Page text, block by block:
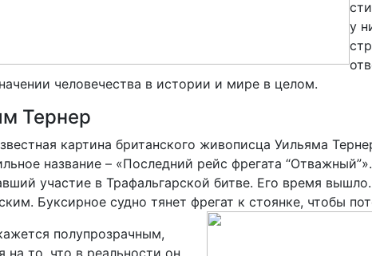
у
человечества в истории и мире в целом.
Тернер
картина британского живописца Уильяма
название – «Последний рейс фрегата
участие в Трафальгарской битве. Его время
Буксирное судно тянет фрегат к стоянке, чтобы
полупрозрачным,
на то, что в реальности он